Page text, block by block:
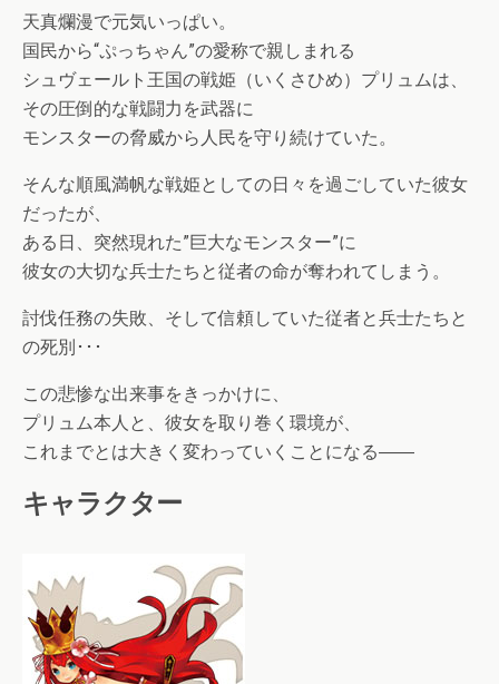
天真爛漫で元気いっぱい。
国民から“ぷっちゃん”の愛称で親しまれる
シュヴェールト王国の戦姫（いくさひめ）プリュムは、
その圧倒的な戦闘力を武器に
モンスターの脅威から人民を守り続けていた。
そんな順風満帆な戦姫としての日々を過ごしていた彼女
だったが、
ある日、突然現れた”巨大なモンスター”に
彼女の大切な兵士たちと従者の命が奪われてしまう。
討伐任務の失敗、そして信頼していた従者と兵士たちと
の死別･･･
この悲惨な出来事をきっかけに、
プリュム本人と、彼女を取り巻く環境が、
これまでとは大きく変わっていくことになる――
キャラクター